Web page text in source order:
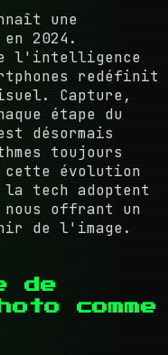
une
2024.
l'intelligence
redéfinit
Capture,
étape du
désormais
toujours
cette évolution
tech adoptent
nous offrant un
de l'image.
de
comme